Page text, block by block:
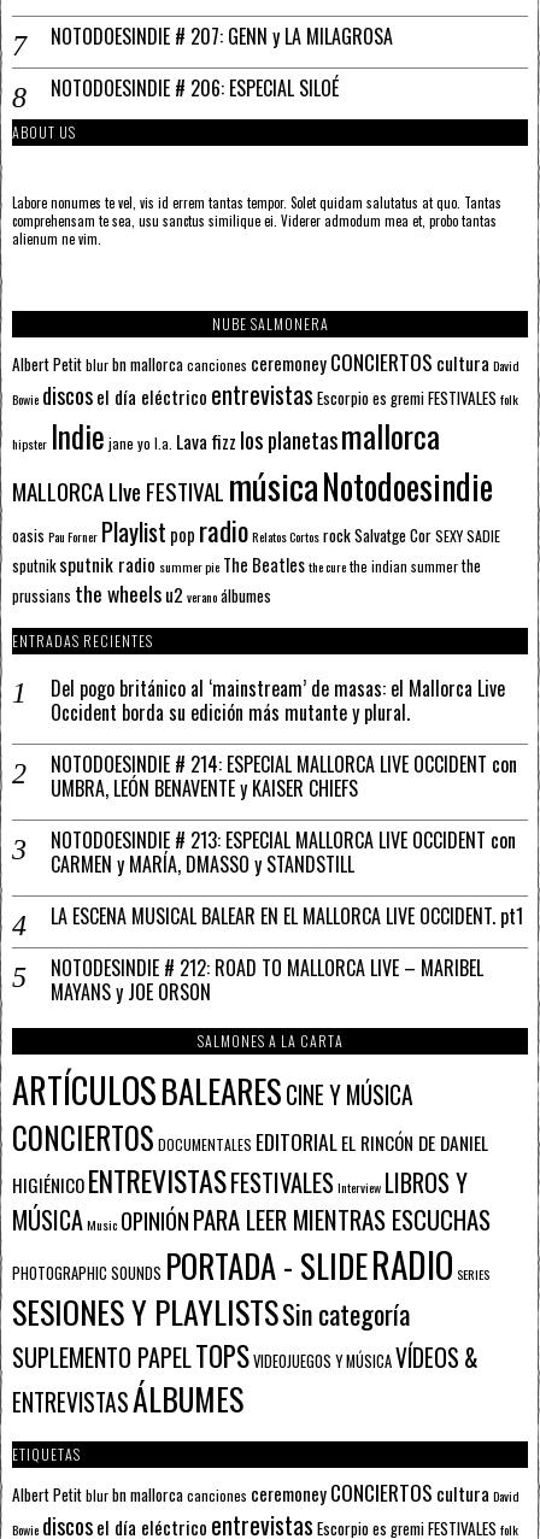
NOTODOESINDIE # 207: GENN y LA MILAGROSA
NOTODOESINDIE # 206: ESPECIAL SILOÉ
ABOUT US
Labore nonumes te vel, vis id errem tantas tempor. Solet quidam salutatus at quo. Tantas
comprehensam te sea, usu sanctus similique ei. Viderer admodum mea et, probo tantas
alienum ne vim.
NUBE SALMONERA
Albert Petitblurbn mallorcacanciones ceremoneyCONCIERTOS cultura David
Bowie discosel día eléctrico entrevistas Escorpioes gremiFESTIVALES folk
hipster Indie jane yo l.a. Lava fizz los planetasmallorca
MALLORCA LIve FESTIVAL músicaNotodoesindie
oasis Pau Forner Playlist pop radioRelatos CortosrockSalvatge CorSEXY SADIE
sputnik sputnik radio summer pie The Beatlesthe curethe indian summerthe
prussians the wheelsu2 veranoálbumes
ENTRADAS RECIENTES
Del pogo británico al ‘mainstream’ de masas: el Mallorca Live
Occident borda su edición más mutante y plural.
NOTODOESINDIE # 214: ESPECIAL MALLORCA LIVE OCCIDENT con
UMBRA, LEÓN BENAVENTE y KAISER CHIEFS
NOTODOESINDIE # 213: ESPECIAL MALLORCA LIVE OCCIDENT con
CARMEN y MARÍA, DMASSO y STANDSTILL
LA ESCENA MUSICAL BALEAR EN EL MALLORCA LIVE OCCIDENT. pt1
NOTODESINDIE # 212: ROAD TO MALLORCA LIVE – MARIBEL
MAYANS y JOE ORSON
SALMONES A LA CARTA
ARTÍCULOSBALEARESCINE Y MÚSICA
CONCIERTOS DOCUMENTALES EDITORIALEL RINCÓN DE DANIEL
HIGIÉNICOENTREVISTASFESTIVALESInterview LIBROS Y
MÚSICAMusic OPINIÓNPARA LEER MIENTRAS ESCUCHAS
PHOTOGRAPHIC SOUNDS PORTADA - SLIDERADIO SERIES
SESIONES Y PLAYLISTSSin categoría
SUPLEMENTO PAPELTOPSVIDEOJUEGOS Y MÚSICAVÍDEOS &
ENTREVISTASÁLBUMES
ETIQUETAS
Albert Petitblurbn mallorcacanciones ceremoneyCONCIERTOS cultura David
Bowie discosel día eléctrico entrevistas Escorpioes gremiFESTIVALES folk